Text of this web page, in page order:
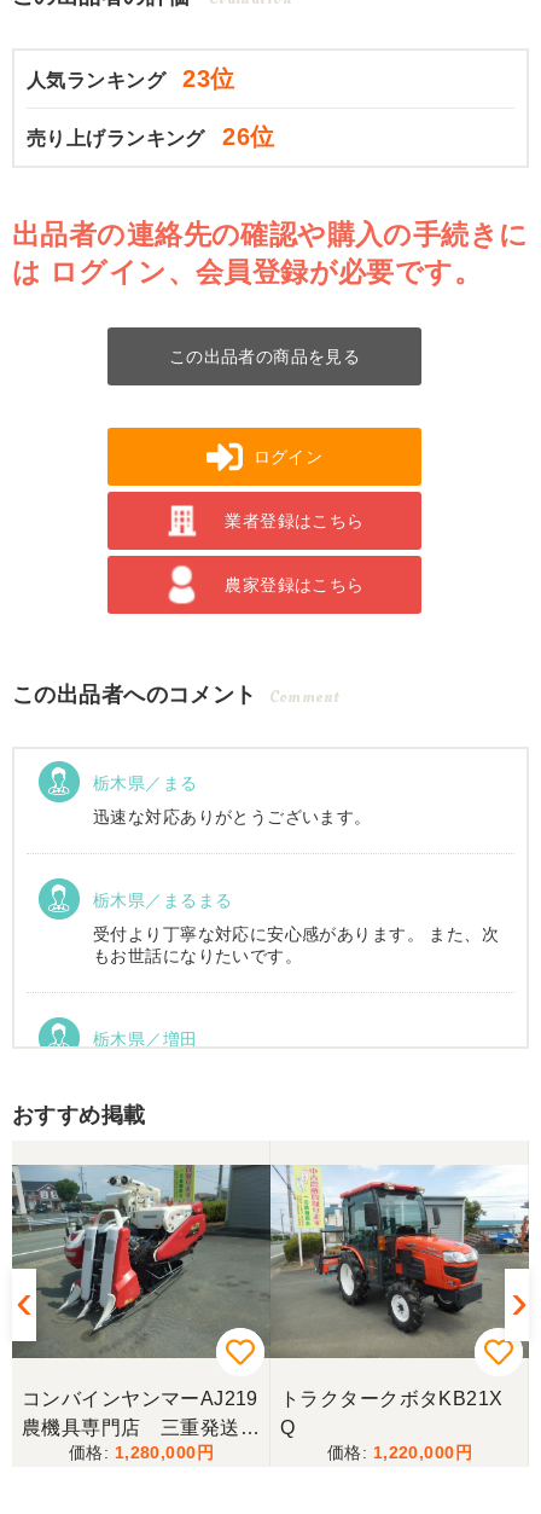
人気ランキング 23位
売り上げランキング 26位
出品者の連絡先の確認や購入の手続きに
は ログイン、会員登録が必要です。
この出品者の商品を見る
ログイン
業者登録はこちら
農家登録はこちら
この出品者へのコメント Comment
栃木県／まる
迅速な対応ありがとうございます。
栃木県／まるまる
受付より丁寧な対応に安心感があります。 また、次
もお世話になりたいです。
栃木県／増田
おすすめ掲載
コンバインヤンマーAJ219
農機具専門店 三重発送整
備済み
1,280,000
トラクタークボタKB21X
Q
1,220,000